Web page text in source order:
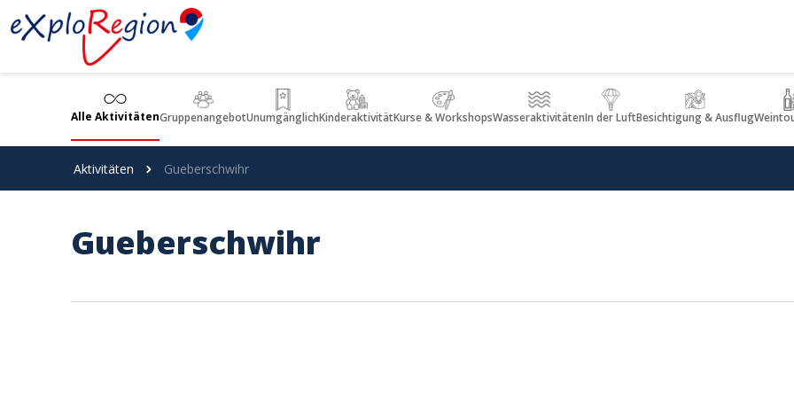
Cookie-Einstellungen
Alle AktivitätenGruppenangebotUnumgänglichKinderaktivitätKurse & WorkshopsWasseraktivitätenIn der LuftBesichtigung & Ausflug
Aktivitäten Gueberschwihr
Gueberschwihr